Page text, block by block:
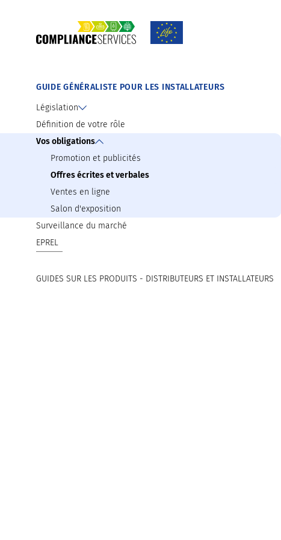
GUIDE GÉNÉRALISTE POUR LES INSTALLATEURS
Législation
Définition de votre rôle
Vos obligations
Promotion et publicités
Offres écrites et verbales
Ventes en ligne
Salon d'exposition
Surveillance du marché
EPREL
GUIDES SUR LES PRODUITS - DISTRIBUTEURS ET INSTALLATEURS